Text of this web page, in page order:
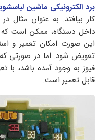
برد الکترونیکی ماشین
کار بیافتد. به عنوان مثال
داخل دستگاه، ممکن است که
این صورت امکان تعمیر و
تعویض شود. اما در صورتی
فیوز به وجود آمده باشد، با
قابل تعمیر است.